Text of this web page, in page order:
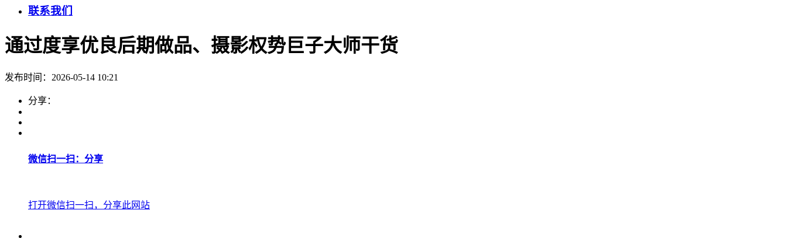
联系我们
通过度享优良后期做品、摄影权势巨子大师干货
发布时间：2026-05-14 10:21
分享：
微信扫一扫：分享
打开微信扫一扫，分享此网站